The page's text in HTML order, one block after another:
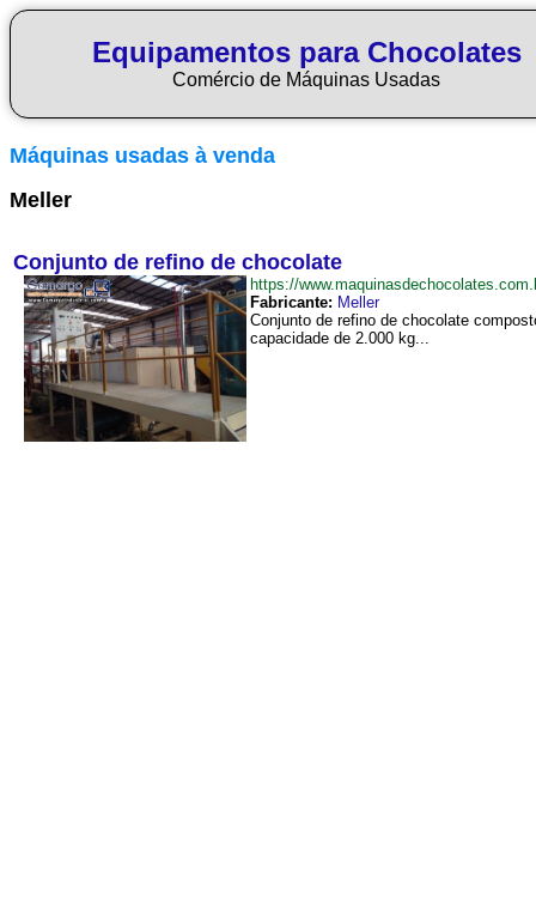
Equipamentos para Chocolates
Comércio de Máquinas Usadas
Máquinas usadas à venda
Meller
Conjunto de refino de chocolate
https://
Fabricante: Meller
Conjunto de refino de chocolate
capacidade de 2.000 kg...